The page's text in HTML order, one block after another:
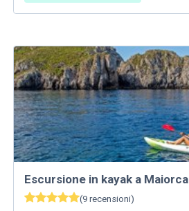
Escursione in kayak a Maiorca
(9 recensioni)